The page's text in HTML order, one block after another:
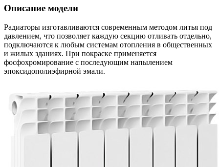
Описание модели
Радиаторы изготавливаются современным методом литья под
давлением, что позволяет каждую секцию отливать отдельно,
подключаются к любым системам отопления в общественных
и жилых зданиях. При покраске применяется
фосфохромирование с последующим напылением
эпоксидополиэфирной эмали.